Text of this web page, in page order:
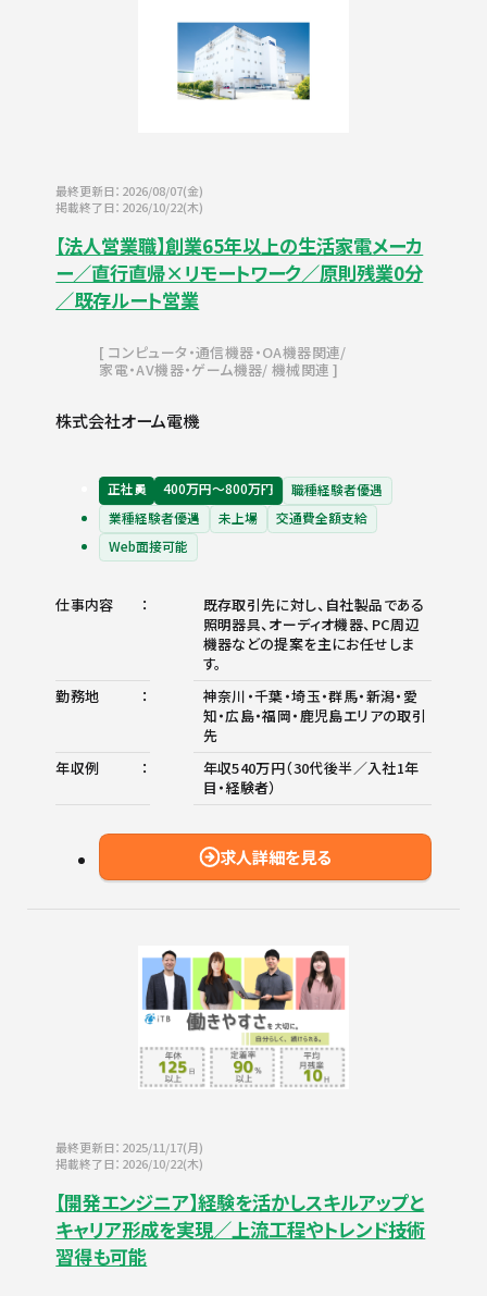
最終更新日：2026/08/07(金)
掲載終了日：2026/10/22(木)
【法人営業職】創業65年以上の生活家電メーカ
ー／直行直帰×リモートワーク／原則残業0分
／既存ルート営業
コンピュータ・通信機器・OA機器関連
家電・AV機器・ゲーム機器 機械関連
株式会社オーム電機
正社員 400万円〜800万円
職種経験者優遇
業種経験者優遇
未上場
交通費全額支給
Web面接可能
仕事内容
既存取引先に対し、自社製品である
照明器具、オーディオ機器、PC周辺
機器などの提案を主にお任せしま
す。
勤務地
神奈川・千葉・埼玉・群馬・新潟・愛
知・広島・福岡・鹿児島エリアの取引
先
年収例
年収540万円（30代後半／入社1年
目・経験者）
求人詳細を見る
最終更新日：2025/11/17(月)
掲載終了日：2026/10/22(木)
【開発エンジニア】経験を活かしスキルアップと
キャリア形成を実現／上流工程やトレンド技術
習得も可能